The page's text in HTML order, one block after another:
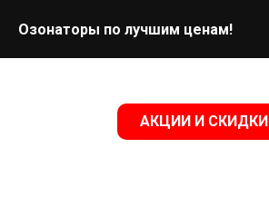
Озонаторы по лучшим ценам!
АКЦИИ И СКИДКИ